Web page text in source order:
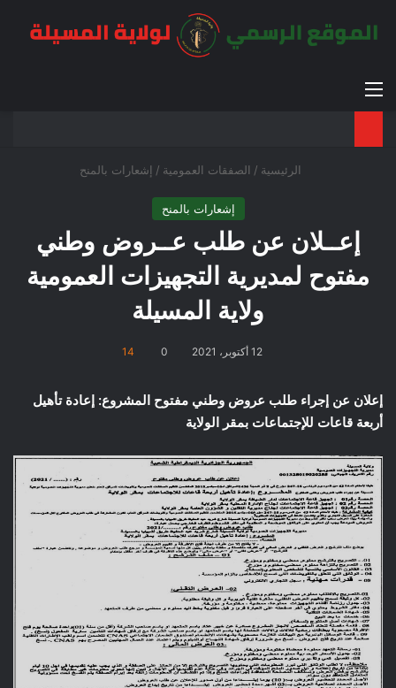
القائمة
الرئيسية / الصفقات العمومية / إشعارات بالمنح
إشعارات بالمنح
إعــلان عن طلب عــروض وطني
مفتوح لمديرية التجهيزات العمومية
ولاية المسيلة
12 أكتوبر، 2021 0
14
إعلان عن إجراء طلب عروض وطني مفتوح المشروع: إعادة تأهيل
أربعة قاعات للإجتماعات بمقر الولاية